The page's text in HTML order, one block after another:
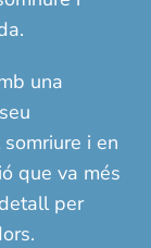
una
i en
que va més
per